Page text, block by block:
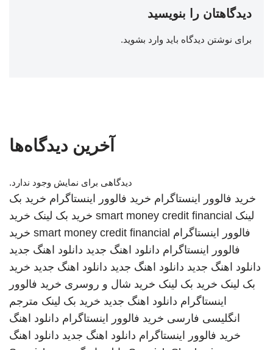
دیدگاهتان را بنویسید
برای نوشتن دیدگاه باید وارد بشوید.
آخرین دیدگاه‌ها
دیدگاهی برای نمایش وجود ندارد.
خرید فالوور اینستاگرام خرید فالوور اینستاگرام خرید بک
لینک smart money credit financial خرید بک لینک خرید
فالوور اینستاگرام smart money credit financial خرید
فالوور اینستاگرام دانلود اهنگ جدید دانلود اهنگ جدید
دانلود اهنگ جدید دانلود اهنگ جدید دانلود اهنگ جدید خرید
بک لینک خرید بک لینک خرید شال و روسری خرید فالوور
اینستاگرام دانلود اهنگ جدید خرید بک لینک مترجم
انگلیسی فارسی خرید فالوور اینستاگرام دانلود اهنگ
خرید فالوور اینستاگرام دانلود اهنگ جدید دانلود اهنگ